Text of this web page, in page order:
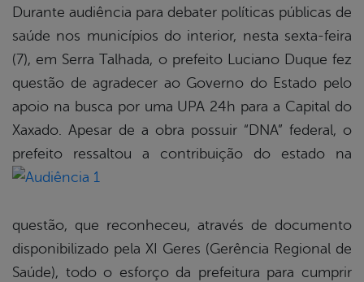
Durante audiência para debater políticas públicas de
saúde nos municípios do interior, nesta sexta-feira
(7), em Serra Talhada, o prefeito Luciano Duque fez
questão de agradecer ao Governo do Estado pelo
apoio na busca por uma UPA 24h para a Capital do
Xaxado. Apesar de a obra possuir “DNA” federal, o
prefeito ressaltou a contribuição do estado na
questão, que reconheceu, através de documento
disponibilizado pela XI Geres (Gerência Regional de
Saúde), todo o esforço da prefeitura para cumprir